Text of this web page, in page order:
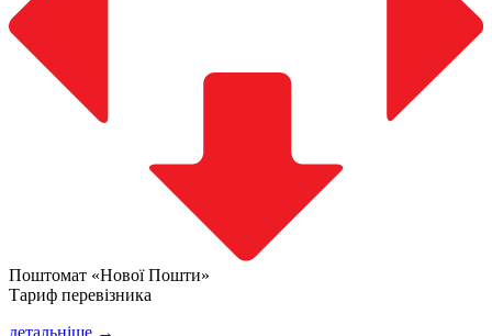
Поштомат «Нової Пошти»
Тариф перевізника